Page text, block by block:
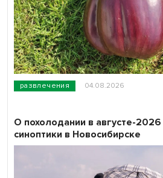
развлечения 04.08.2026
О похолодании в августе-2026
синоптики в Новосибирске